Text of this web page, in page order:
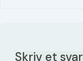
Skriv et svar